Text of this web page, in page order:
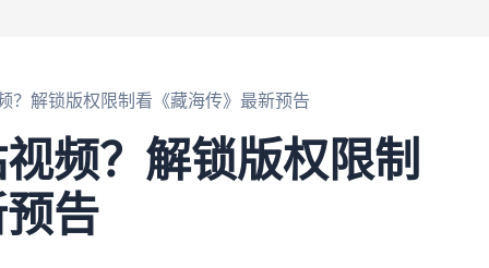
？解锁版权限制看《藏海传》最新预告
频？解锁版权限制
告